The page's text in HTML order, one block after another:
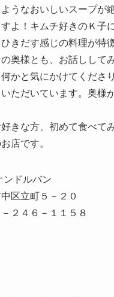
うなおいしいスープが
よ！キムチ好きのＫ子
きだす感じの料理が特
奥様とも、お話しして
かと気にかけてくださ
ただいています。奥様
きな方、初めて食べて
店です。
ドルバン
区立町５－２０
２４６－１１５８